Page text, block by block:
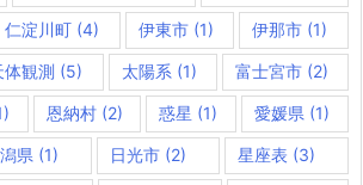
仁淀川町(4) 伊東市(1) 伊那市 (1)
体観測 (5) 太陽系 (1) 富士宮市(2)
恩納村(2) 惑星 (1) 愛媛県 (1)
県 (1) 日光市 (2) 星座表 (3)